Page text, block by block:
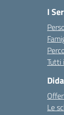
I
Tutti
Le